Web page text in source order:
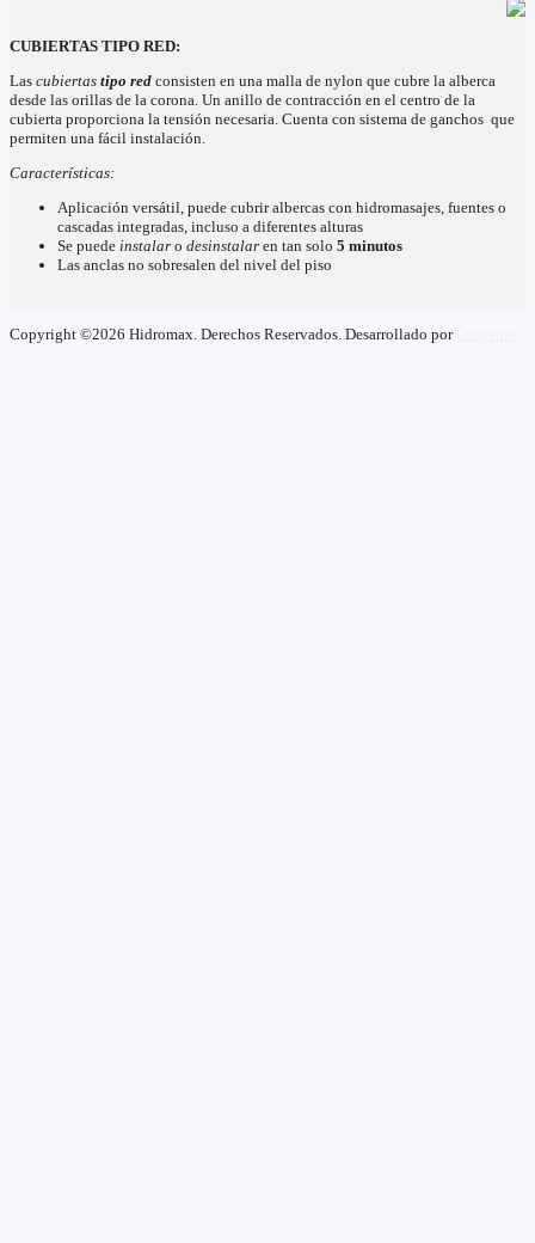
CUBIERTAS TIPO RED:
Las cubiertas tipo red consisten en una malla de nylon que cubre la alberca
desde las orillas de la corona. Un anillo de contracción en el centro de la
cubierta proporciona la tensión necesaria. Cuenta con sistema de ganchos que
permiten una fácil instalación.
Características:
Aplicación versátil, puede cubrir albercas con hidromasajes, fuentes o
cascadas integradas, incluso a diferentes alturas
Se puede instalar o desinstalar en tan solo 5 minutos
Las anclas no sobresalen del nivel del piso
Copyright ©2026 Hidromax. Derechos Reservados. Desarrollado por